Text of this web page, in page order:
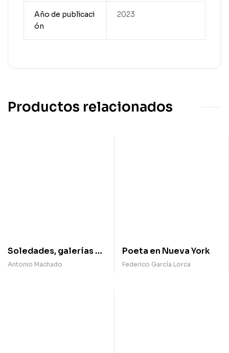
Año de publicaci
ón
2023
Productos relacionados
Soledades, galerías y
otros poemas
Antonio Machado
Poeta en Nueva York
Federico García Lorca